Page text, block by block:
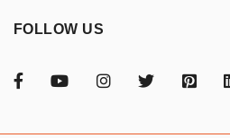
FOLLOW US